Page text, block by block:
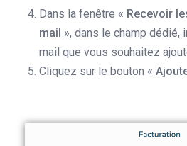
Dans la fenêtre « Recevoir
mail », dans le champ dédié,
mail que vous souhaitez
Cliquez sur le bouton «